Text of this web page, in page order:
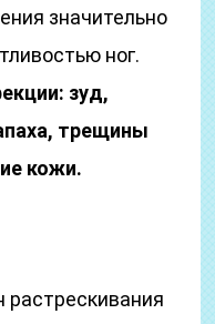
значительно
ног.
зуд,
трещины
кожи.
растрескивания